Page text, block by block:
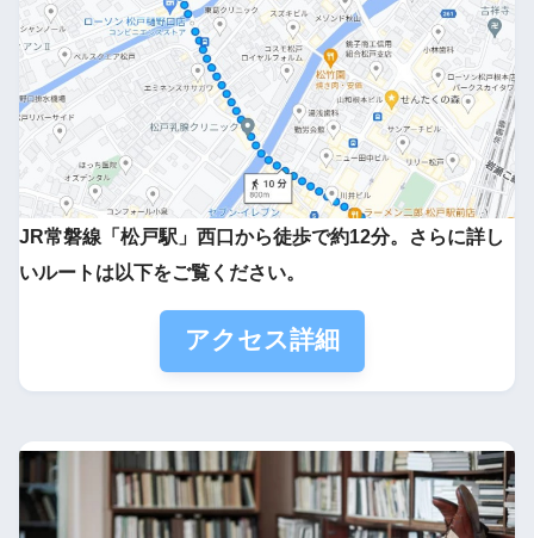
JR常磐線「松戸駅」西口から徒歩で約12分。さらに詳し
いルートは以下をご覧ください。
アクセス詳細